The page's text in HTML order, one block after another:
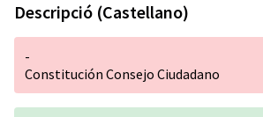
Descripció (Castellano)
-
Constitución Consejo Ciudadano